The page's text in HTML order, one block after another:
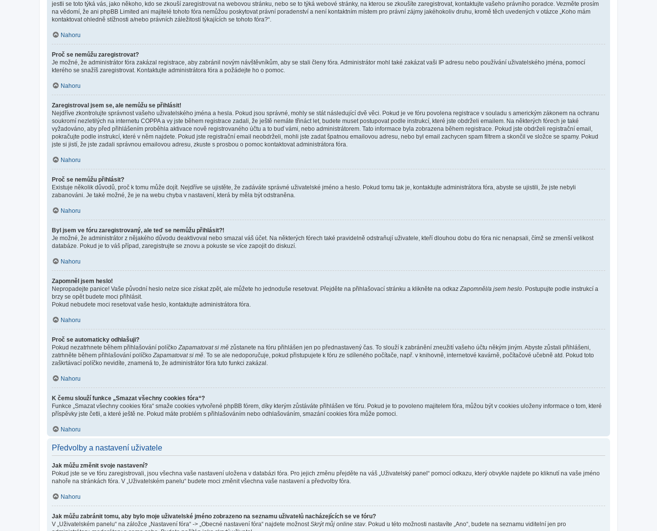
jestli se toto týká vás, jako někoho, kdo se zkouší zaregistrovat na webovou stránku, nebo se to týká webové stránky, na kterou se zkoušíte zaregistrovat, kontaktujte vašeho právního poradce. Vezměte prosím
na vědomí, že ani phpBB Limited ani majitelé tohoto fóra nemůžou poskytovat právní poradenství a není kontaktním místem pro právní zájmy jakéhokoliv druhu, kromě těch uvedených v otázce „Koho mám
kontaktovat ohledně stížnosti a/nebo právních záležitostí týkajících se tohoto fóra?“.
Nahoru
Proč se nemůžu zaregistrovat?
Je možné, že administrátor fóra zakázal registrace, aby zabránil novým návštěvníkům, aby se stali členy fóra. Administrátor mohl také zakázat vaši IP adresu nebo používání uživatelského jména, pomocí
kterého se snažíš zaregistrovat. Kontaktujte administrátora fóra a požádejte ho o pomoc.
Nahoru
Zaregistroval jsem se, ale nemůžu se přihlásit!
Nejdříve zkontrolujte správnost vašeho uživatelského jména a hesla. Pokud jsou správné, mohly se stát následující dvě věci. Pokud je ve fóru povolena registrace v souladu s americkým zákonem na ochranu
soukromí nezletilých na internetu COPPA a vy jste během registrace zadali, že ještě nemáte třináct let, budete muset postupovat podle instrukcí, které jste obdrželi emailem. Na některých fórech je také
vyžadováno, aby před přihlášením proběhla aktivace nově registrovaného účtu a to buď vámi, nebo administrátorem. Tato informace byla zobrazena během registrace. Pokud jste obdrželi registrační email,
pokračujte podle instrukcí, které v něm najdete. Pokud jste registrační email neobdrželi, mohli jste zadat špatnou emailovou adresu, nebo byl email zachycen spam filtrem a skončil ve složce se spamy. Pokud
jste si jistí, že jste zadali správnou emailovou adresu, zkuste s prosbou o pomoc kontaktovat administrátora fóra.
Nahoru
Proč se nemůžu přihlásit?
Existuje několik důvodů, proč k tomu může dojít. Nejdříve se ujistěte, že zadáváte správné uživatelské jméno a heslo. Pokud tomu tak je, kontaktujte administrátora fóra, abyste se ujistili, že jste nebyli
zabanováni. Je také možné, že je na webu chyba v nastavení, která by měla být odstraněna.
Nahoru
Byl jsem ve fóru zaregistrovaný, ale teď se nemůžu přihlásit?!
Je možné, že administrátor z nějakého důvodu deaktivoval nebo smazal váš účet. Na některých fórech také pravidelně odstraňují uživatele, kteří dlouhou dobu do fóra nic nenapsali, čímž se zmenší velikost
databáze. Pokud je to váš případ, zaregistrujte se znovu a pokuste se více zapojit do diskuzí.
Nahoru
Zapomněl jsem heslo!
Nepropadejte panice! Vaše původní heslo nelze sice získat zpět, ale můžete ho jednoduše resetovat. Přejděte na přihlašovací stránku a klikněte na odkazZapomněl/a jsem heslo. Postupujte podle instrukcí a
brzy se opět budete moci přihlásit.
Pokud nebudete moci resetovat vaše heslo, kontaktujte administrátora fóra.
Nahoru
Proč se automaticky odhlašuji?
Pokud nezatrhnete během přihlašování políčkoZapamatovat si mě zůstanete na fóru přihlášen jen po přednastavený čas. To slouží k zabránění zneužití vašeho účtu někým jiným. Abyste zůstali přihlášeni,
zatrhněte během přihlašování políčkoZapamatovat si mě. To se ale nedoporučuje, pokud přistupujete k fóru ze sdíleného počítače, např. v knihovně, internetové kavárně, počítačové učebně atd. Pokud toto
zaškrtávací políčko nevidíte, znamená to, že administrátor fóra tuto funkci zakázal.
Nahoru
K čemu slouží funkce „Smazat všechny cookies fóra“?
Funkce „Smazat všechny cookies fóra“ smaže cookies vytvořené phpBB fórem, díky kterým zůstáváte přihlášen ve fóru. Pokud je to povoleno majitelem fóra, můžou být v cookies uloženy informace o tom, které
příspěvky jste četli, a které ještě ne. Pokud máte problém s přihlašováním nebo odhlašováním, smazání cookies fóra může pomoci.
Nahoru
Předvolby a nastavení uživatele
Jak můžu změnit svoje nastavení?
Pokud jste se ve fóru zaregistrovali, jsou všechna vaše nastavení uložena v databázi fóra. Pro jejich změnu přejděte na váš „Uživatelský panel“ pomocí odkazu, který obvykle najdete po kliknutí na vaše jméno
nahoře na stránkách fóra. V „Uživatelském panelu“ budete moci změnit všechna vaše nastavení a předvolby fóra.
Nahoru
Jak můžu zabránit tomu, aby bylo moje uživatelské jméno zobrazeno na seznamu uživatelů nacházejících se ve fóru?
V „Uživatelském panelu“ na záložce „Nastavení fóra“ -> „Obecné nastavení fóra“ najdete možnostSkrýt můj online stav. Pokud u této možnosti nastavíte „Ano“, budete na seznamu viditelní jen pro